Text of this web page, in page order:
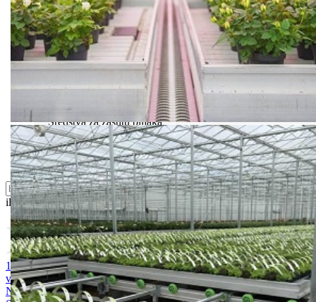
Dezinfekcija
Feromoni i klopke
Folije i agrotekstili
Oprema i instrumenti
Semena povrća
Sredstva za ishranu biljaka
Sredstva za zaštitu biljaka
Supstrati
Zaštita ... u 10 litara
ili probajte naprednu:pretragu
1. MAGNEZIJUM SULFAT 25kg 2. AMONIUM SULFAT /
vodotopivi 25kg 3. KALIJUM SULFAT 25kg 4. KALCIJUM
NITRAT 25kg 5. AMONIJUM NITRAT 18% TEČNOST 25 kg